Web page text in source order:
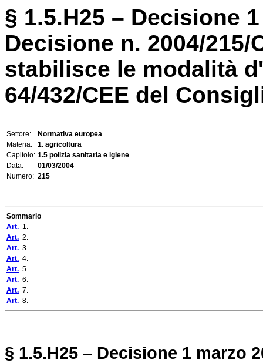
§ 1.5.H25 – Decisione
Decisione n. 2004/
stabilisce le modalità
64/432/CEE del
Settore:
Normativa europea
Materia:
1. agricoltura
Capitolo: 1.5 polizia sanitaria e igiene
Data:
01/03/2004
Numero: 215
Sommario
Art. 1.
Art. 2.
Art. 3.
Art. 4.
Art. 5.
Art. 6.
Art. 7.
Art. 8.
§ 1.5.H25 – Decisione 1 marzo